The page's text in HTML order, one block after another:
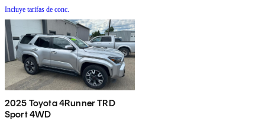
Incluye tarifas de conc.
2025 Toyota 4Runner TRD
Sport 4WD